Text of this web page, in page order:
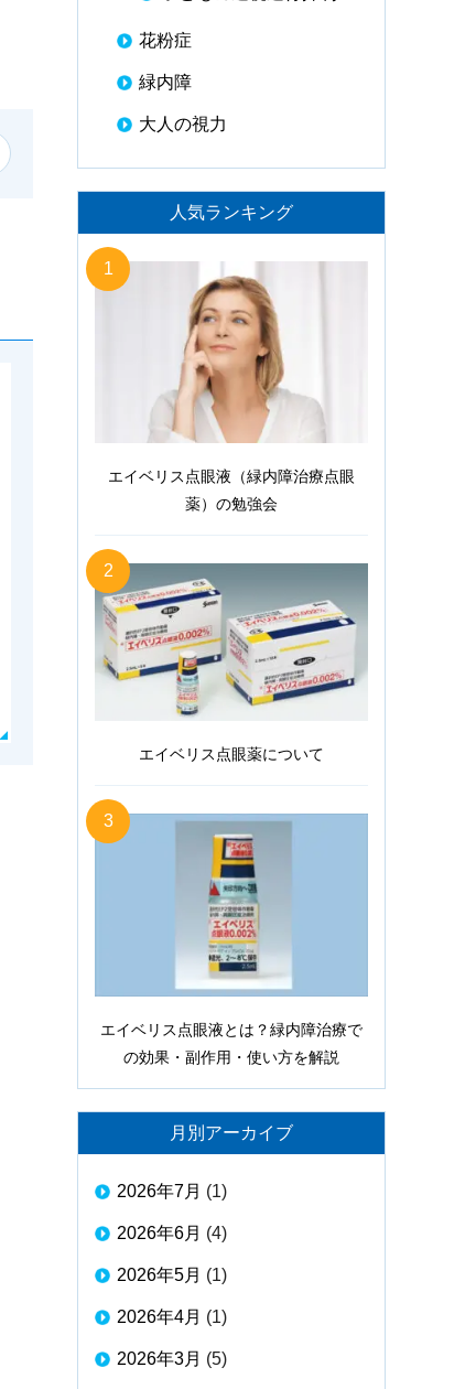
花粉症
緑内障
大人の視力
人気ランキング
1
エイベリス点眼液（緑内障治療点眼
薬）の勉強会
2
エイベリス点眼薬について
3
エイベリス点眼液とは？緑内障治療で
の効果・副作用・使い方を解説
月別アーカイブ
2026年7月 (1)
2026年6月 (4)
2026年5月 (1)
2026年4月 (1)
2026年3月 (5)